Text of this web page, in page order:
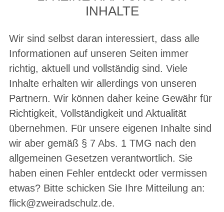
INHALTE
Wir sind selbst daran interessiert, dass alle
Informationen auf unseren Seiten immer
richtig, aktuell und vollständig sind. Viele
Inhalte erhalten wir allerdings von unseren
Partnern. Wir können daher keine Gewähr für
Richtigkeit, Vollständigkeit und Aktualität
übernehmen. Für unsere eigenen Inhalte sind
wir aber gemäß § 7 Abs. 1 TMG nach den
allgemeinen Gesetzen verantwortlich. Sie
haben einen Fehler entdeckt oder vermissen
etwas? Bitte schicken Sie Ihre Mitteilung an:
flick@zweiradschulz.de.